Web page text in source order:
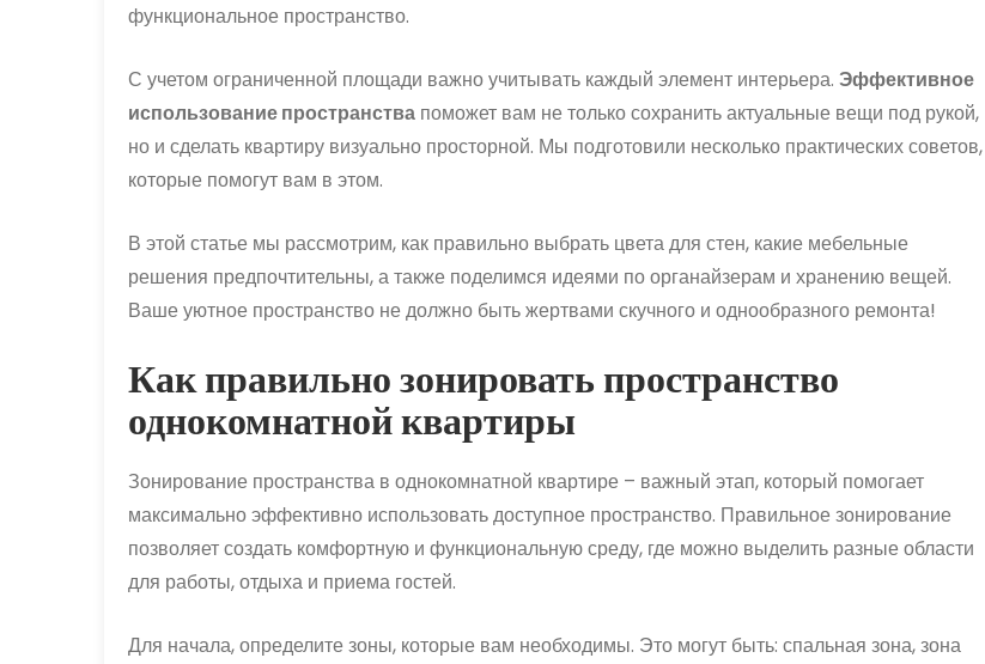
функциональное пространство.
С учетом ограниченной площади важно учитывать каждый элемент интерьера. Эффективное
использование пространства поможет вам не только сохранить актуальные вещи под рукой,
но и сделать квартиру визуально просторной. Мы подготовили несколько практических советов,
которые помогут вам в этом.
В этой статье мы рассмотрим, как правильно выбрать цвета для стен, какие мебельные
решения предпочтительны, а также поделимся идеями по органайзерам и хранению вещей.
Ваше уютное пространство не должно быть жертвами скучного и однообразного ремонта!
Как правильно зонировать пространство
однокомнатной квартиры
Зонирование пространства в однокомнатной квартире – важный этап, который помогает
максимально эффективно использовать доступное пространство. Правильное зонирование
позволяет создать комфортную и функциональную среду, где можно выделить разные области
для работы, отдыха и приема гостей.
Для начала, определите зоны, которые вам необходимы. Это могут быть: спальная зона, зона